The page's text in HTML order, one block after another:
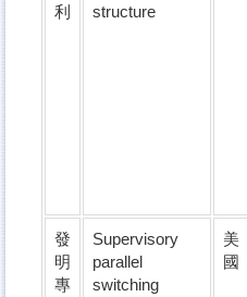
利
structure
發
明
專
Supervisory
parallel
switching
美
國